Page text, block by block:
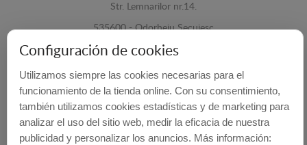
Str. Lemnarilor nr.14.
535600 - Odorheiu Secuiesc
Harghita, Romania
E-mail: info@cubrecarter.com
Site: www.cubrecarter.com
Configuración de cookies
Utilizamos siempre las cookies necesarias para el
funcionamiento de la tienda online. Con su consentimiento,
también utilizamos cookies estadísticas y de marketing para
analizar el uso del sitio web, medir la eficacia de nuestra
publicidad y personalizar los anuncios. Más información: